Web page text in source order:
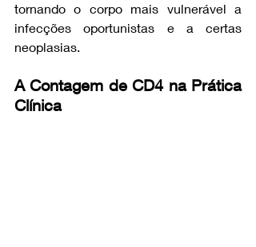
tornando o corpo mais vulnerável a
infecções oportunistas e a certas
neoplasias.
A Contagem de CD4 na Prática
Clínica